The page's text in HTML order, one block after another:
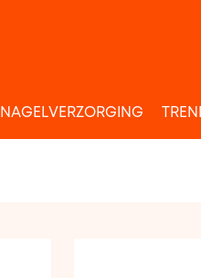
NAGELVERZORGING